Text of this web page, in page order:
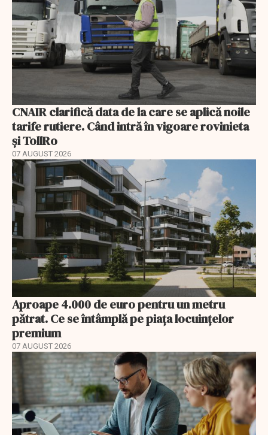
CNAIR clarifică data de la care se aplică noile
tarife rutiere. Când intră în vigoare rovinieta
și TollRo
07 AUGUST 2026
Aproape 4.000 de euro pentru un metru
pătrat. Ce se întâmplă pe piața locuințelor
premium
07 AUGUST 2026